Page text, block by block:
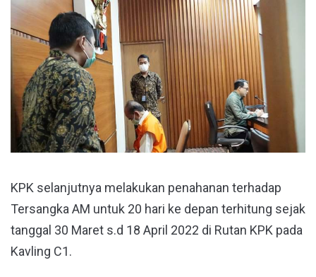
KPK selanjutnya melakukan penahanan terhadap
Tersangka AM untuk 20 hari ke depan terhitung sejak
tanggal 30 Maret s.d 18 April 2022 di Rutan KPK pada
Kavling C1.